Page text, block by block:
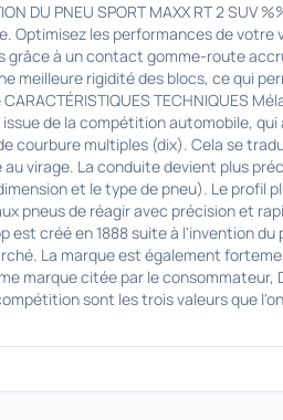
DU PNEU SPORT MAXX RT 2
Optimisez les performances de votre
à un contact gomme-route
meilleure rigidité des blocs, ce qui
TECHNIQUES
issue de la compétition automobile,
courbure multiples (dix). Cela se
virage. La conduite devient plus
et le type de pneu). Le
pneus de réagir avec précision et
est créé en 1888 suite à l'invention
La marque est également
marque citée par le
sont les trois valeurs que